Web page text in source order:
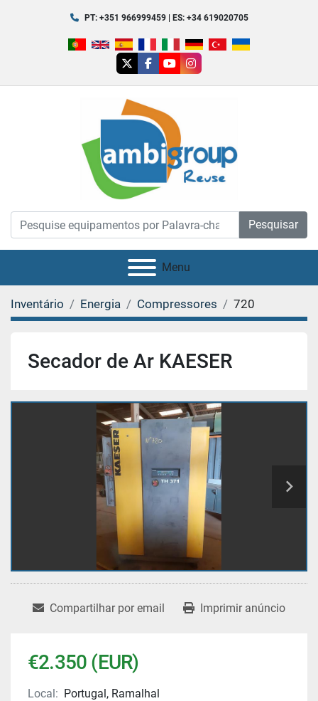
PT: +351 966999459 | ES: +34 619020705
twitterfacebook
youtubeinstagram
Pesquisar
Menu
Inventário Energia Compressores 720
Secador de Ar KAESER
Compartilhar por email Imprimir anúncio
€2.350 (EUR)
Local: Portugal, Ramalhal